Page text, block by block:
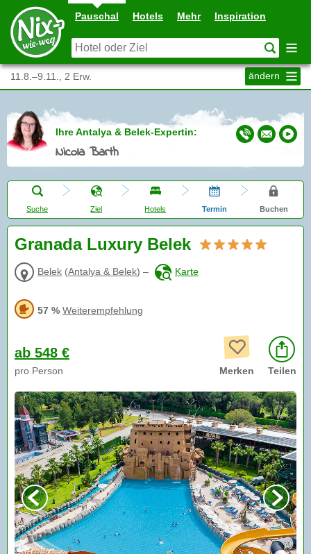
Pauschal Hotels Mehr Inspiration
11.8.–9.11., 2 Erw. ändern
Ihre Antalya & Belek-Expertin:
Nicola Barth
Suche Ziel Hotels Termin Buchen
Granada Luxury Belek
Belek (Antalya & Belek) – Karte
57 % Weiterempfehlung
ab 548 €
pro Person Merken Teilen